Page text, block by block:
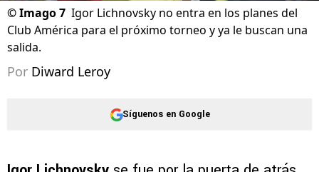
©Imago 7 Igor Lichnovsky no entra en los planes del
Club América para el próximo torneo y ya le buscan una
salida.
Por Diward Leroy
Síguenos en Google